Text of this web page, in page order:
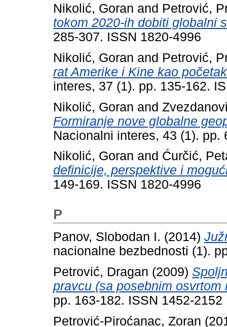
Nikolić, Goran and Petrović,
tokom 2020-ih dobiti globalni
285-307. ISSN 1820-4996
Nikolić, Goran and Petrović,
rat Amerike i Kine kao
interes, 37 (1). pp. 135-162.
Nikolić, Goran and
Formiranje nove globalne
Nacionalni interes, 43 (1). pp.
Nikolić, Goran and Ćurčić,
definicije, perspektive i
149-169. ISSN 1820-4996
P
Panov, Slobodan I. (2014)
nacionalne bezbednosti (1).
Petrović, Dragan (2009)
pravcu (sa posebnim osvrtom
pp. 163-182. ISSN 1452-2152
Petrović-Piroćanac, Zoran